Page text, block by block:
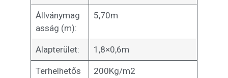
Állványmag
asság (m):
5,70m
Alapterület: 1,8×0,6m
Terhelhetős
200Kg/m2